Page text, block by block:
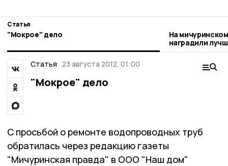
Статья
"Мокрое" дело
На
наградили
Статья 23 августа 2012, 01:00
"Мокрое" дело
С просьбой о ремонте водопроводных труб
обратилась через редакцию газеты
"Мичуринская правда" в ООО "Наш дом"